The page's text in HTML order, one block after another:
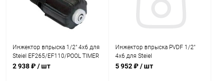
Инжектор впрыска 1/2" 4x6 для
Steiel EF265/EF110/POOL TIMER
(97002012/SLV)
2 938 ₽/ шт
Инжектор впрыска PVDF 1/2"
4x6 для Steiel
EF150/155/158/162/163/300
5 952 ₽/ шт